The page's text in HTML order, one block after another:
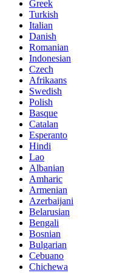
Greek
Turkish
Italian
Danish
Romanian
Indonesian
Czech
Afrikaans
Swedish
Polish
Basque
Catalan
Esperanto
Hindi
Lao
Albanian
Amharic
Armenian
Azerbaijani
Belarusian
Bengali
Bosnian
Bulgarian
Cebuano
Chichewa